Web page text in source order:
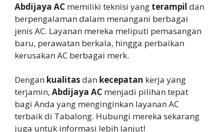
Abdijaya AC memiliki teknisi yang terampil dan
berpengalaman dalam menangani berbagai
jenis AC. Layanan mereka meliputi pemasangan
baru, perawatan berkala, hingga perbaikan
kerusakan AC berbagai merk.
Dengan kualitasdan kecepatan kerja yang
terjamin, Abdijaya AC menjadi pilihan tepat
bagi Anda yang menginginkan layanan AC
terbaik di Tabalong. Hubungi mereka sekarang
juga untuk informasi lebih lanjut!